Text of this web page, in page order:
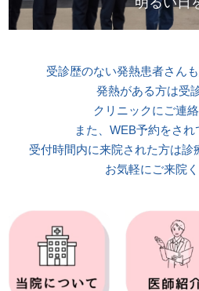
受診歴のない発熱患者さん
発熱がある方は受
クリニックにご連絡
また、WEB予約をされ
受付時間内に来院された方は診
お気軽にご来院く